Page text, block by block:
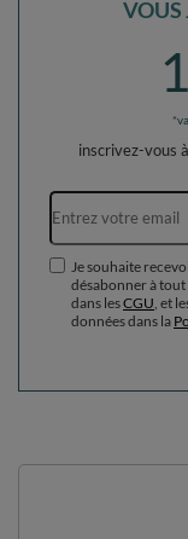
VOUS
inscrivez-vous
Je souhaite
désabonner à
dans lesCGU , et
données dans la